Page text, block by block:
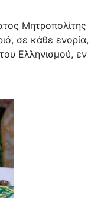
Μητροπολίτης
σε κάθε ενορία,
Ελληνισμού, εν